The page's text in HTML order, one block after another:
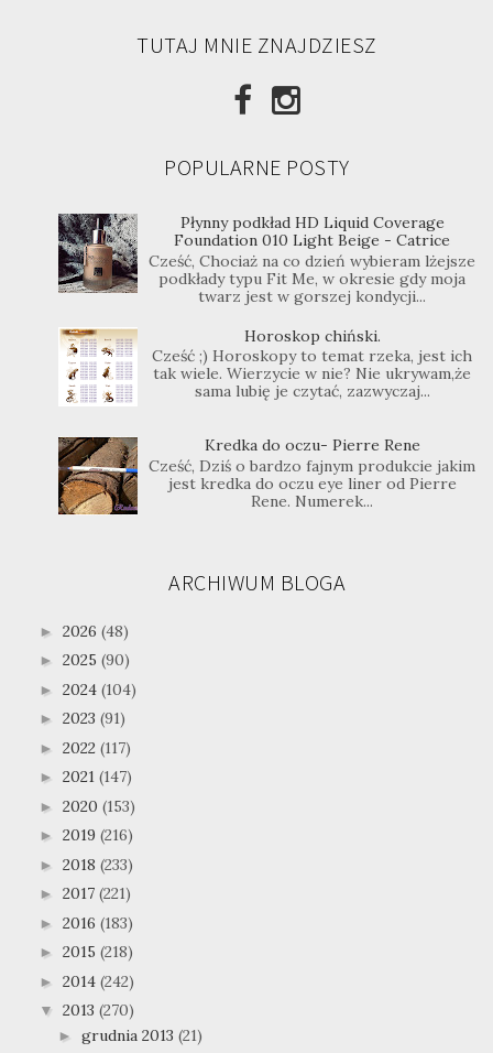
TUTAJ MNIE ZNAJDZIESZ
POPULARNE POSTY
Płynny podkład HD Liquid Coverage
Foundation 010 Light Beige - Catrice
Cześć, Chociaż na co dzień wybieram lżejsze
podkłady typu Fit Me, w okresie gdy moja
twarz jest w gorszej kondycji...
Horoskop chiński.
Cześć ;) Horoskopy to temat rzeka, jest ich
tak wiele. Wierzycie w nie? Nie ukrywam,że
sama lubię je czytać, zazwyczaj...
Kredka do oczu- Pierre Rene
Cześć, Dziś o bardzo fajnym produkcie jakim
jest kredka do oczu eye liner od Pierre
Rene. Numerek...
ARCHIWUM BLOGA
► 2026 (48)
► 2025 (90)
► 2024 (104)
► 2023 (91)
► 2022 (117)
► 2021 (147)
► 2020 (153)
► 2019 (216)
► 2018 (233)
► 2017 (221)
► 2016 (183)
► 2015 (218)
► 2014 (242)
▼ 2013 (270)
► grudnia 2013 (21)